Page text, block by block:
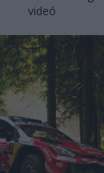
videó